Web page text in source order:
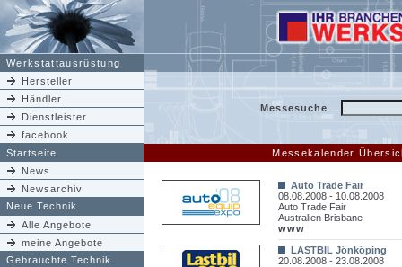
Werkstattausrüstung
Hersteller
Händler
Dienstleister
facebook
Messesuche
Startseite
Messekalender
News
Newsarchiv
Neue Technik
Alle Angebote
meine Angebote
Gebrauchte Technik
Auto Trade Fair
08.08.2008 - 10.08.2008
Auto Trade Fair
Australien Brisbane
www
LASTBIL Jönköping
20.08.2008 - 23.08.2008